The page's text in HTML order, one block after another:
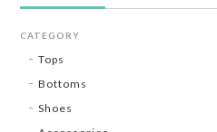
CATEGORY
Tops
Bottoms
Shoes